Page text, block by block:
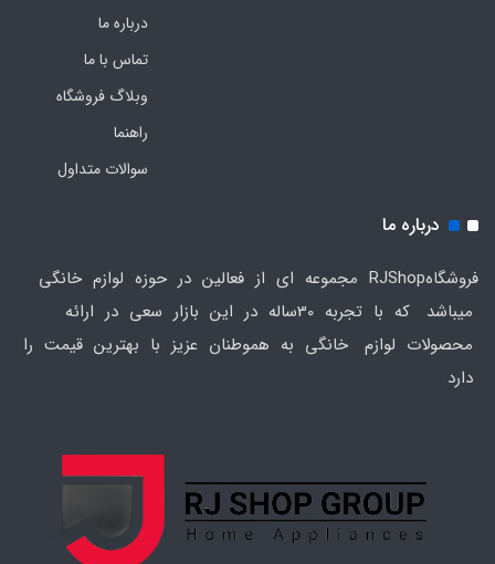
درباره ما
تماس با ما
وبلاگ فروشگاه
راهنما
سوالات متداول
درباره ما
فروشگاهRJShop مجموعه ای از فعالین در حوزه لوازم خانگی
میباشد که با تجربه 30ساله در این بازار سعی در ارائه
محصولات لوازم خانگی به هموطنان عزیز با بهترین قیمت را
دارد